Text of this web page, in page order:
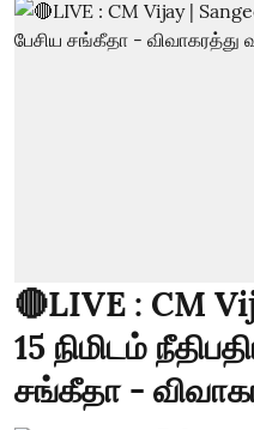
🔴LIVE : CM
15 நிமிடம்
சங்கீதா -